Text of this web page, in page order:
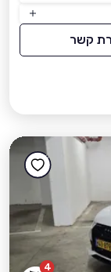
קשר
4